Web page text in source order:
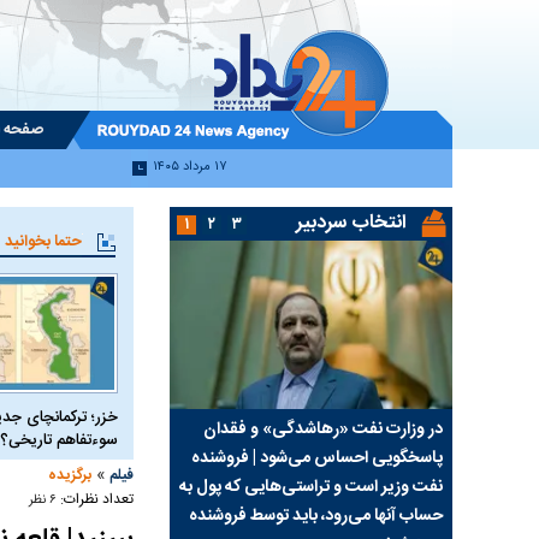
۱۷ مرداد ۱۴۰۵
حتما بخوانید
خزر؛ ترکمانچای
سوءتفاهم تاریخی؟
فیلم » برگزیده
تعداد نظرات: ۶ نظر
انتخاب سردبیر
در وزارت نفت «رهاشدگی» و فقدان
پاسخگویی احساس می‌شود | فروشنده
نفت وزیر است و تراستی‌هایی که پول به
حساب آنها می‌رود، باید توسط فروشنده
چرا رویای آمریکایی
نابودی محور
واشنگتن را زمین زد
۱ ۲ ۳